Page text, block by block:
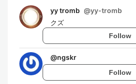
yy tromb @yy-tromb
クズ
Follow
@ngskr
Follow